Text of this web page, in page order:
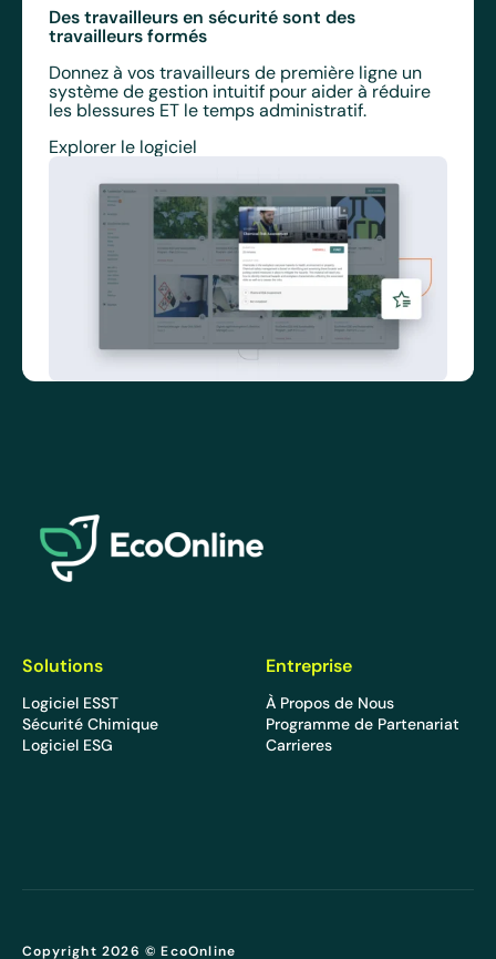
Des travailleurs en sécurité sont des
travailleurs formés
Donnez à vos travailleurs de première ligne un
système de gestion intuitif pour aider à réduire
les blessures ET le temps administratif.
Explorer le logiciel
Solutions
Logiciel ESST
Sécurité Chimique
Logiciel ESG
Entreprise
À Propos de Nous
Programme de Partenariat
Carrieres
Copyright 2026 © EcoOnline